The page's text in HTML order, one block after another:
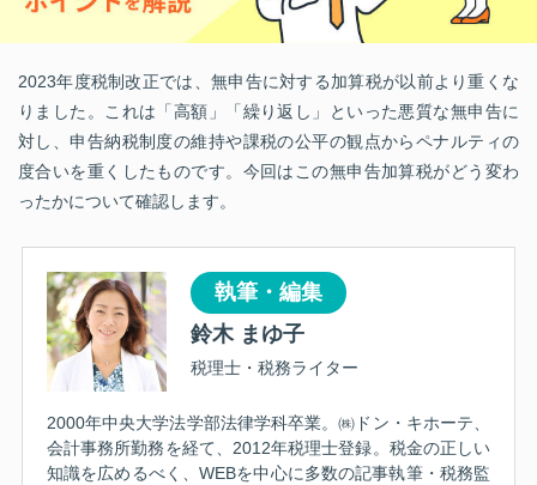
2023年度税制改正では、無申告に対する加算税が以前より重くな
りました。これは「高額」「繰り返し」といった悪質な無申告に
対し、申告納税制度の維持や課税の公平の観点からペナルティの
度合いを重くしたものです。今回はこの無申告加算税がどう変わ
ったかについて確認します。
執筆・編集
鈴木 まゆ子
税理士・税務ライター
2000年中央大学法学部法律学科卒業。㈱ドン・キホーテ、
会計事務所勤務を経て、2012年税理士登録。税金の正しい
知識を広めるべく、WEBを中心に多数の記事執筆・税務監